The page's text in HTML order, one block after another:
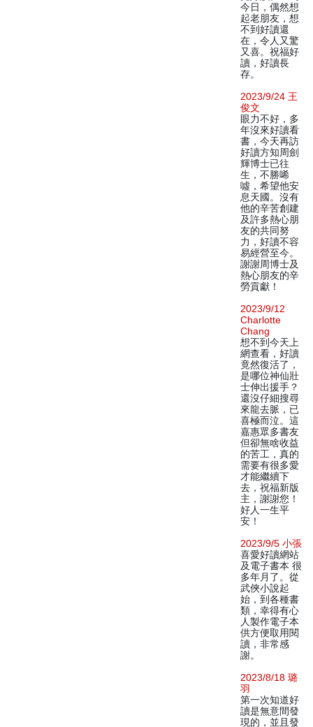
今日，偶然想
起老朋友，想
不到好讀還
在，令人又驚
又喜。祝福好
讀，好讀長
存。
2023/9/24 王
俊文
眼力不好，多
年沒來好讀看
書，今天再訪
好讀方知周劍
輝博士已往
生，不勝唏
噓，希望他安
息天國。沒有
他的辛苦創建
及許多熱心朋
友的共同努
力，好讀不容
易經營至今。
謝謝周博士及
熱心朋友的辛
勞貢獻！
2023/9/12
Charlotte
Chang
想不到今天上
網查看，好讀
竟然復活了，
是哪位神仙壯
士伸出援手？
還沒仔細搜尋
來龍去脈，已
喜極而泣。這
嘉惠眾多書友
但卻無啥收益
的苦工，真的
需要有很多愛
才能繼續下
去，祝福新版
主，謝謝您！
好人一生平
安！
2023/9/5 小張
喜愛好讀網站
及電子書本 很
多年月了。從
武俠小說起
始，到各種書
類，幸得有心
人製作電子本
供方便取用閱
讀，非常感
謝。
2023/8/18 璐
羽
第一次知道好
讀是無意間發
現的，並且發